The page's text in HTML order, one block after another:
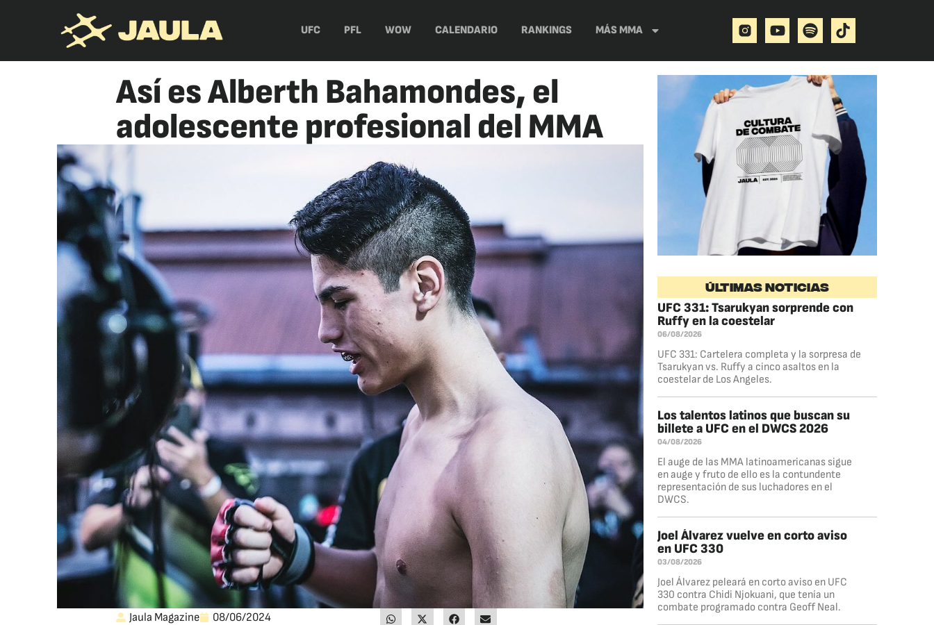
UFC PFL WOW CALENDARIO RANKINGS MÁS MMA
Así es Alberth Bahamondes, el
adolescente profesional del MMA
Jaula Magazine 08/06/2024
ÚLTIMAS NOTICIAS
UFC 331: Tsarukyan sorprende con
Ruffy en la coestelar
06/08/2026
UFC 331: Cartelera completa y la sorpresa de
Tsarukyan vs. Ruffy a cinco asaltos en la
coestelar de Los Angeles.
Los talentos latinos que buscan su
billete a UFC en el DWCS 2026
04/08/2026
El auge de las MMA latinoamericanas sigue
en auge y fruto de ello es la contundente
representación de sus luchadores en el
DWCS.
Joel Álvarez vuelve en corto aviso
en UFC 330
03/08/2026
Joel Álvarez peleará en corto aviso en UFC
330 contra Chidi Njokuani, que tenía un
combate programado contra Geoff Neal.